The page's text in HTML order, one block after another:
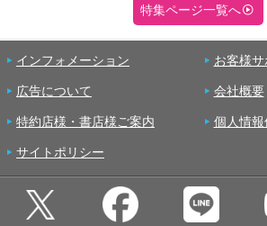
特集ページ一覧へ
インフォメーション お客様サ
広告について 会社概要
特約店様・書店様ご案内 個人情
サイトポリシー